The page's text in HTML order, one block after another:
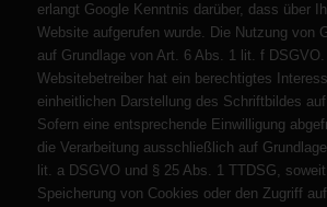
erlangt Google Kenntnis darüber, dass über
Website aufgerufen wurde. Die Nutzung von
auf Grundlage von Art. 6 Abs. 1 lit. f DSGVO.
Websitebetreiber hat ein berechtigtes
einheitlichen Darstellung des Schriftbildes
Sofern eine entsprechende Einwilligung
die Verarbeitung ausschließlich auf
lit. a DSGVO und § 25 Abs. 1 TTDSG,
Speicherung von Cookies oder den Zugriff